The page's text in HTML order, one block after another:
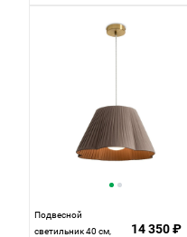
Подвесной
светильник 40 см,
14 350 ₽